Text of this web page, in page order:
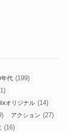
代 (199)
オリジナル (14)
アクション (27)
(16)